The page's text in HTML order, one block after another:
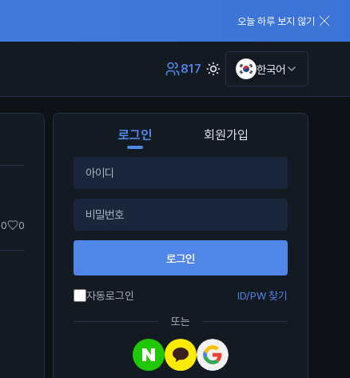
오늘 하루 보지 않기
817 한국어
0 0
로그인 회원가입
로그인
자동로그인
ID/PW 찾기
또는